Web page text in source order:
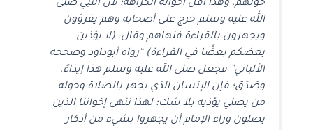
حولهم، وهذا أقل أحواله الكراهة؛ لأن النبي صلى
الله عليه وسلم خرج على أصحابه وهم يقرؤون
ويجهرون بالقراءة فنهاهم وقال: (لا يؤذين
بعضكم بعضًا في القراءة) “رواه أبوداود وصححه
الألباني” فجعل صلى الله عليه وسلم هذا إيذاءً،
وصَدَق؛ فإن الإنسان الذي يجهر بالصلاة وحوله
من يصلي يؤذيه بلا شك؛ لهذا ننهى إخواننا الذين
يصلون وراء الإمام أن يجهروا بشيء من أذكار